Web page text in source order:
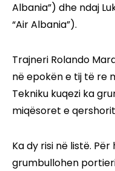
Albania”) dhe ndaj
“Air Albania”).
Trajneri Rolando
në epokën e tij të re
Tekniku kuqezi ka
miqësoret e
Ka dy risi në listë.
grumbullohen